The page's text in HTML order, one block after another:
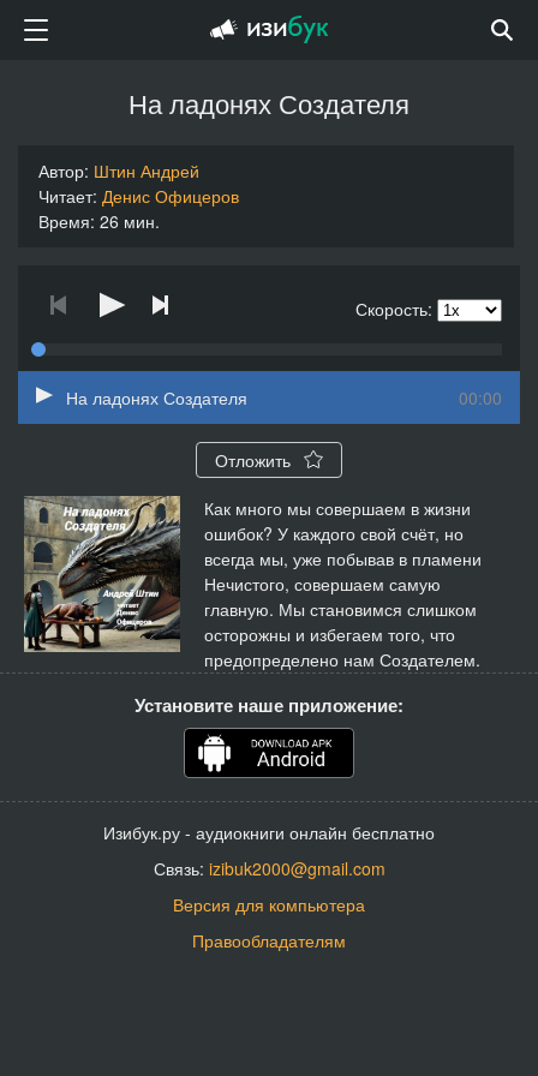
На ладонях Создателя
Автор: Штин Андрей
Читает: Денис Офицеров
Время: 26 мин.
Скорость:
00:00
На ладонях Создателя
Отложить
Как много мы совершаем в жизни
ошибок? У каждого свой счёт, но
всегда мы, уже побывав в пламени
Нечистого, совершаем самую
главную. Мы становимся слишком
осторожны и избегаем того, что
предопределено нам Создателем.
Установите наше приложение:
Изибук.ру - аудиокниги онлайн бесплатно
Связь: izibuk2000@gmail.com
Версия для компьютера
Правообладателям